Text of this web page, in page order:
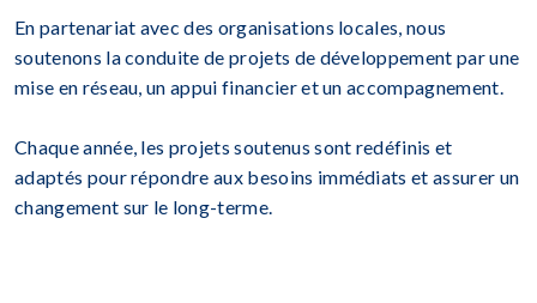
En partenariat avec des organisations locales, nous
soutenons la conduite de projets de développement par une
mise en réseau, un appui financier et un accompagnement.
Chaque année, les projets soutenus sont redéfinis et
adaptés pour répondre aux besoins immédiats et assurer un
changement sur le long-terme.